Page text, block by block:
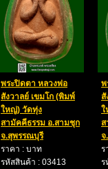
พระปิดตา หลวงพ่อ
สังวาลย์ เขมโก (พิมพ์
ใหญ่) วัดทุ่ง
สามัคคีธรรม อ.สามชุก
จ.สุพรรณบุรี
ราคา : บาท
รหัสสินค้า : 03413
พ
สั
ใ
จ
ร
ร